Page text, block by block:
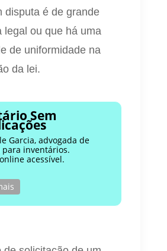
disputa é de grande
legal ou que há uma
de uniformidade na
da lei.
Sem
Garcia, advogada de
para inventários.
acessível.